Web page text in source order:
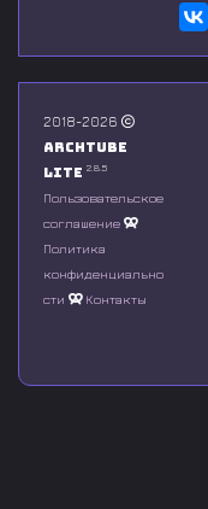
n
o
f
0
s
o
n
d
2018-2026
Archtube
Lite 2.8.5
Пользовательское
соглашение
Политика
конфиденциально
сти
Контакты